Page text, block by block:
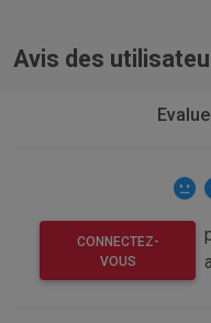
Avis des
CONNECTEZ-
VOUS